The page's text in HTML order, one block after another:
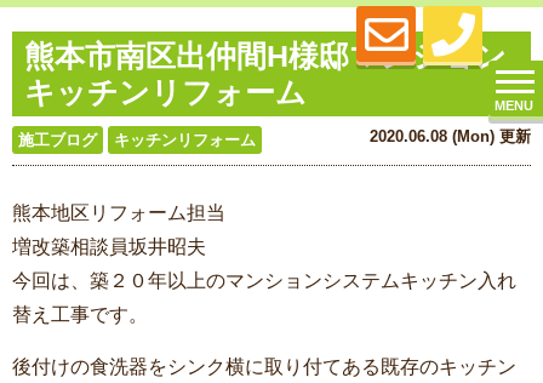
MENU
熊本市南区出仲間H様邸マンション
キッチンリフォーム
施工ブログ キッチンリフォーム 2020.06.08 (Mon) 更新
熊本地区リフォーム担当
増改築相談員坂井昭夫
今回は、築２０年以上のマンションシステムキッチン入れ
替え工事です。
後付けの食洗器をシンク横に取り付てある既存のキッチン